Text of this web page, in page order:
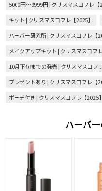
5000円～9999円 | クリスマスコフレ【
キット | クリスマスコフレ【2025】
ハーバー研究所 | クリスマスコフレ【
メイクアップキット | クリスマスコフ
10月下旬までの発売 | クリスマスコフ
プレゼントあり | クリスマスコフレ【
ポーチ付き | クリスマスコフレ【2025】
ハーバ